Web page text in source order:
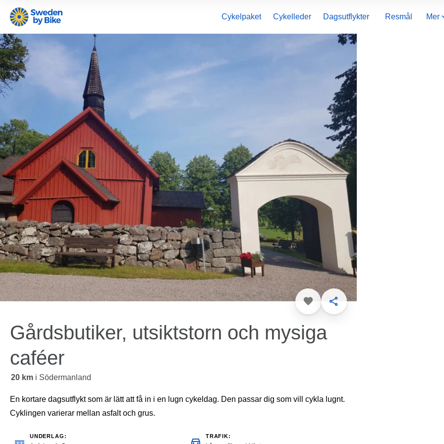
Cykelpaket Cykelleder Dagsutflykter Resmål Mer
Favorit Dela
Gårdsbutiker, utsiktstorn och mysiga
caféer
20 kmi Södermanland
En kortare dagsutflykt som är lätt att få in i en lugn cykeldag. Den passar dig som vill cykla lugnt.
Cyklingen varierar mellan asfalt och grus.
UNDERLAG TRAFIK